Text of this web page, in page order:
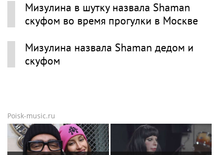
Мизулина в шутку назвала Shaman
скуфом во время прогулки в Москве
Мизулина назвала Shaman дедом и
скуфом
Poisk-music.ru